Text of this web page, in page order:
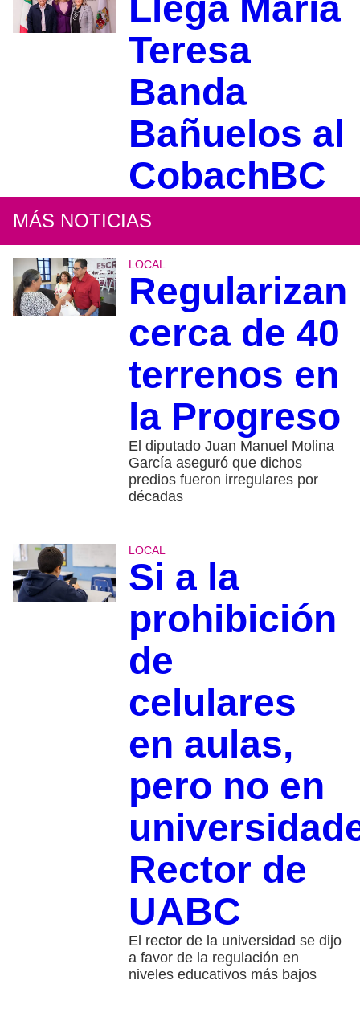
Teresa
Banda
Bañuelos al
CobachBC
MÁS NOTICIAS
LOCAL
Regularizan
cerca de 40
terrenos en
la Progreso
El diputado Juan Manuel Molina
García aseguró que dichos
predios fueron irregulares por
décadas
LOCAL
Si a la
prohibición
de
celulares
en aulas,
pero no en
Rector de
UABC
El rector de la universidad se dijo
a favor de la regulación en
niveles educativos más bajos